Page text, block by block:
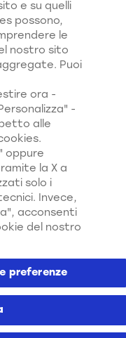
i Nostri
e su quelli
possono,
le
nostro sito
Puoi
ora -
-
alle
oppure
la X a
solo i
Invece,
acconsenti
del nostro
preferenze